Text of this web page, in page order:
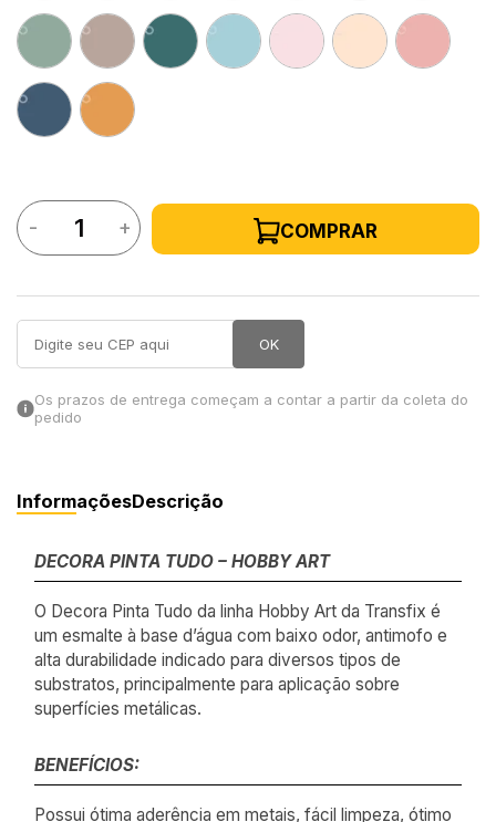
Stone
a categoria
- + COMPRAR
OK
Os prazos de entrega começam a contar a partir da coleta do
pedido
InformaçõesDescrição
DECORA PINTA TUDO – HOBBY ART
O Decora Pinta Tudo da linha Hobby Art da Transfix é
um esmalte à base d’água com baixo odor, antimofo e
alta durabilidade indicado para diversos tipos de
substratos, principalmente para aplicação sobre
superfícies metálicas.
BENEFÍCIOS:
Possui ótima aderência em metais, fácil limpeza, ótimo